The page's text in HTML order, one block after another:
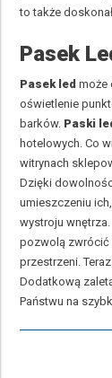
to także
Pasek
Pasek ledmoże
oświetlenie
barków. Paski
hotelowych. Co
witrynach
Dzięki
umieszczeniu
wystroju
pozwolą zwrócić
przestrzeni.
Dodatkową
Państwu na